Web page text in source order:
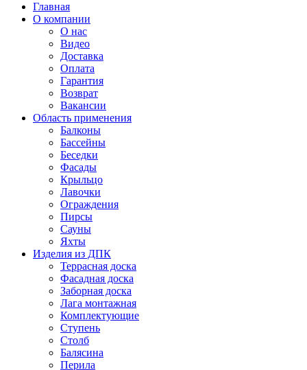
Главная
О компании
О нас
Видео
Доставка
Оплата
Гарантия
Возврат
Вакансии
Область применения
Балконы
Бассейны
Беседки
Фасады
Крыльцо
Лавочки
Ограждения
Пирсы
Сауны
Яхты
Изделия из ДПК
Террасная доска
Фасадная доска
Заборная доска
Лага монтажная
Комплектующие
Ступень
Столб
Балясина
Перила